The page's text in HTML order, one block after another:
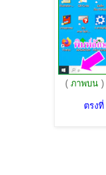
( ภาพบน )
ตรงที่